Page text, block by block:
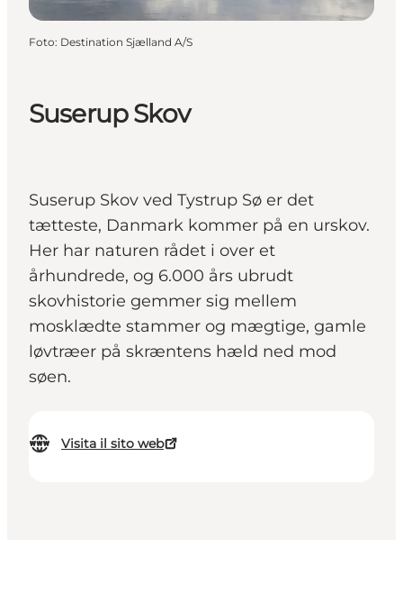
Suserup Skov
Suserup Skov ved Tystrup Sø er det
tætteste, Danmark kommer på en urskov.
Her har naturen rådet i over et
århundrede, og 6.000 års ubrudt
skovhistorie gemmer sig mellem
mosklædte stammer og mægtige, gamle
løvtræer på skræntens hæld ned mod
søen.
Visita il sito web
Foto: Destination Sjælland A/S